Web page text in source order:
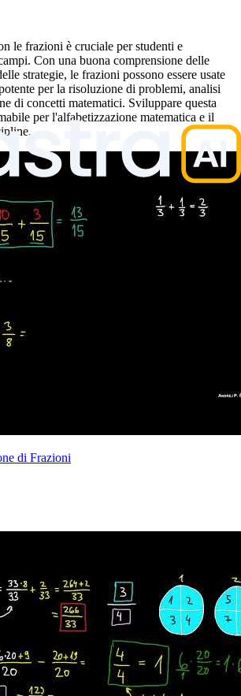
le frazioni è cruciale per studenti e
Con una buona comprensione delle
strategie, le frazioni possono essere usate
per la risoluzione di problemi, analisi
di concetti matematici. Sviluppare questa
per l'alfabetizzazione matematica e il
di Frazioni